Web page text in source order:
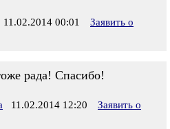
11.02.2014 00:01
Заявить о
рада! Спасибо!
11.02.2014 12:20
Заявить о